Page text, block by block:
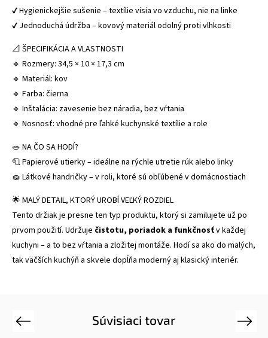
✔ Hygienickejšie sušenie – textílie visia vo vzduchu, nie na linke
✔ Jednoduchá údržba – kovový materiál odolný proti vlhkosti
📐 ŠPECIFIKÁCIA A VLASTNOSTI
🔹 Rozmery: 34,5 × 10 × 17,3 cm
🔹 Materiál: kov
🔹 Farba: čierna
🔹 Inštalácia: zavesenie bez náradia, bez vŕtania
🔹 Nosnosť: vhodné pre ľahké kuchynské textílie a role
🥗 NA ČO SA HODÍ?
🧻 Papierové utierky – ideálne na rýchle utretie rúk alebo linky
🧽 Látkové handričky – v roli, ktoré sú obľúbené v domácnostiach
🌟 MALÝ DETAIL, KTORÝ UROBÍ VEĽKÝ ROZDIEL
Tento držiak je presne ten typ produktu, ktorý si zamilujete už po
prvom použití. Udržuje čistotu, poriadok a funkčnosťv každej
kuchyni – a to bez vŕtania a zložitej montáže. Hodí sa ako do malých,
tak väčších kuchýň a skvele dopĺňa moderný aj klasický interiér.
Súvisiaci tovar
Previous Next